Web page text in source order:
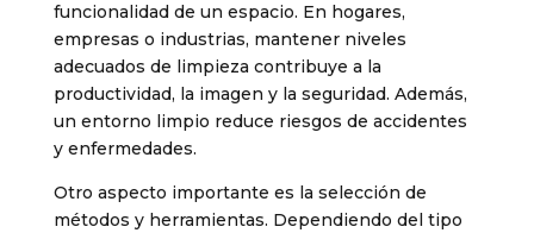
funcionalidad de un espacio. En hogares,
empresas o industrias, mantener niveles
adecuados de limpieza contribuye a la
productividad, la imagen y la seguridad. Además,
un entorno limpio reduce riesgos de accidentes
y enfermedades.
Otro aspecto importante es la selección de
métodos y herramientas. Dependiendo del tipo